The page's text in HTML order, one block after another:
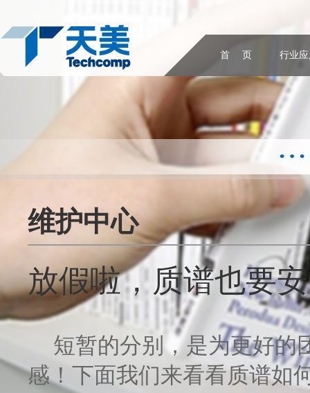
首 页 行业
维护中心
放假啦，质谱也要
短暂的分别，是为更好的
感！下面我们来看看质谱如